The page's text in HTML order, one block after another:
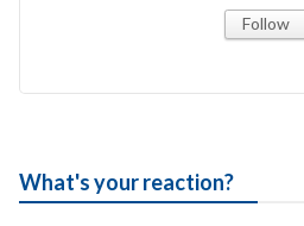
Follow
What's your reaction?